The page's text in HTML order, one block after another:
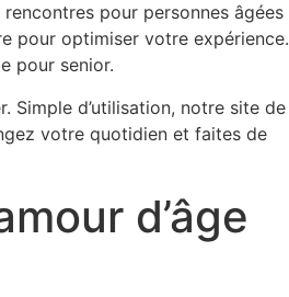
pour personnes âgées
pour optimiser votre expérience.
pour senior.
d’utilisation, notre site de
votre quotidien et faites de
d’âge